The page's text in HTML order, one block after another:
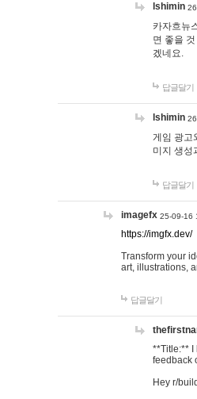
lshimin
카자흐뉴
면 좋을
겠네요.
답글달기
lshimin
게임 광고
미지 생성
답글달기
imagefx 25-09-16
https://imgfx.dev/
Transform your
art, illustrations,
답글달기
**Title:** I
feedback
Hey r/